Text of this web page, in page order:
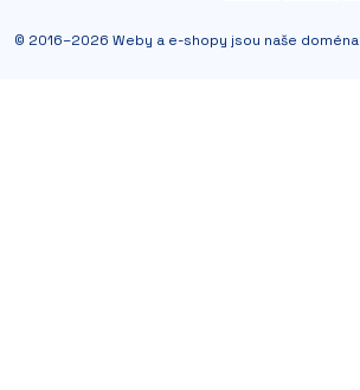
© 2016–2026 Weby a e-shopy jsou naše doména